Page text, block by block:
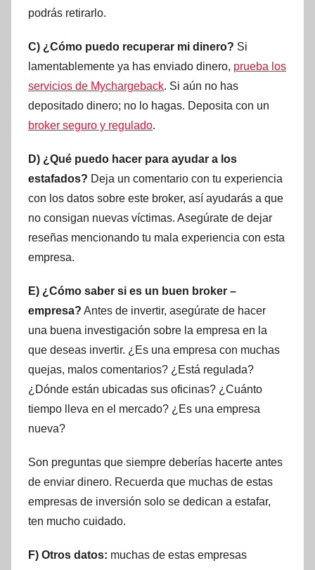
podrás retirarlo.
C) ¿Cómo puedo recuperar mi dinero? Si
lamentablemente ya has enviado dinero, prueba los
servicios de Mychargeback. Si aún no has
depositado dinero; no lo hagas. Deposita con un
broker seguro y regulado.
D) ¿Qué puedo hacer para ayudar a los
estafados? Deja un comentario con tu experiencia
con los datos sobre este broker, así ayudarás a que
no consigan nuevas víctimas. Asegúrate de dejar
reseñas mencionando tu mala experiencia con esta
empresa.
E) ¿Cómo saber si es un buen broker –
empresa? Antes de invertir, asegúrate de hacer
una buena investigación sobre la empresa en la
que deseas invertir. ¿Es una empresa con muchas
quejas, malos comentarios? ¿Está regulada?
¿Dónde están ubicadas sus oficinas? ¿Cuánto
tiempo lleva en el mercado? ¿Es una empresa
nueva?
Son preguntas que siempre deberías hacerte antes
de enviar dinero. Recuerda que muchas de estas
empresas de inversión solo se dedican a estafar,
ten mucho cuidado.
F) Otros datos: muchas de estas empresas